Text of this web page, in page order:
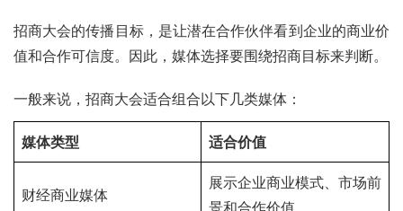
招商大会的传播目标，是让潜在合作伙伴看到企业的商业价
值和合作可信度。因此，媒体选择要围绕招商目标来判断。
一般来说，招商大会适合组合以下几类媒体：
媒体类型 适合价值
财经商业媒体
展示企业商业模式、市场前
景和合作价值